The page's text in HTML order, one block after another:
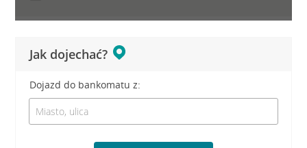
Jak dojechać?
Dojazd do bankomatu z: